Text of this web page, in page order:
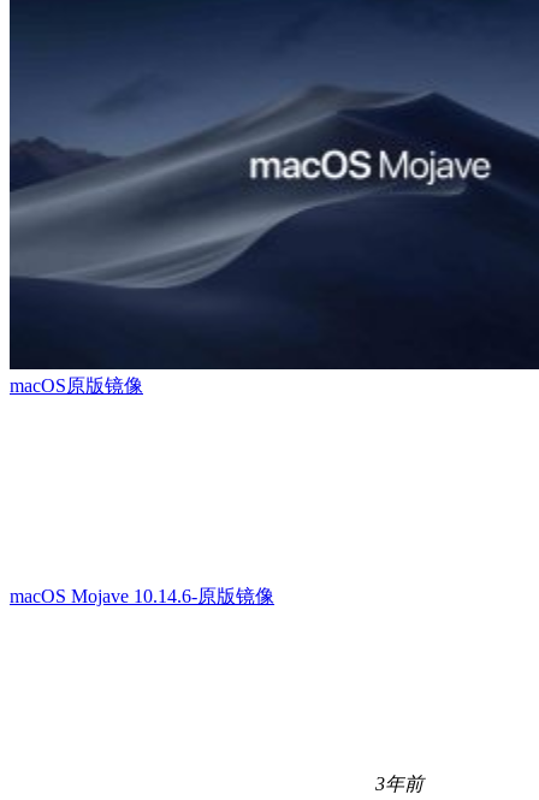
macOS原版镜像
macOS Mojave 10.14.6-原版镜像
3年前